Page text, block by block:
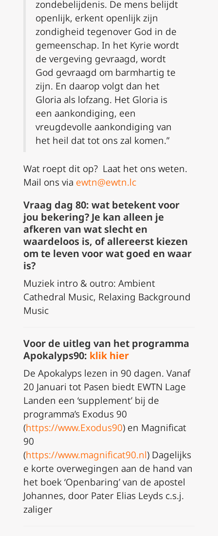
zondebelijdenis. De mens belijdt
openlijk, erkent openlijk zijn
zondigheid tegenover God in de
gemeenschap. In het Kyrie wordt
de vergeving gevraagd, wordt
God gevraagd om barmhartig te
zijn. En daarop volgt dan het
Gloria als lofzang. Het Gloria is
een aankondiging, een
vreugdevolle aankondiging van
het heil dat tot ons zal komen.”
Wat roept dit op? Laat het ons weten.
Mail ons via ewtn@ewtn.lc
Vraag dag 80: wat betekent voor
jou bekering? Je kan alleen je
afkeren van wat slecht en
waardeloos is, of allereerst kiezen
om te leven voor wat goed en waar
is?
Muziek intro & outro: Ambient
Cathedral Music, Relaxing Background
Music
Voor de uitleg van het programma
Apokalyps90: klik hier
De Apokalyps lezen in 90 dagen. Vanaf
20 Januari tot Pasen biedt EWTN Lage
Landen een ‘supplement’ bij de
programma’s Exodus 90
(https://www.Exodus90) en Magnificat
90
(https://www.magnificat90.nl) Dagelijks
e korte overwegingen aan de hand van
het boek ‘Openbaring’ van de apostel
Johannes, door Pater Elias Leyds c.s.j.
zaliger